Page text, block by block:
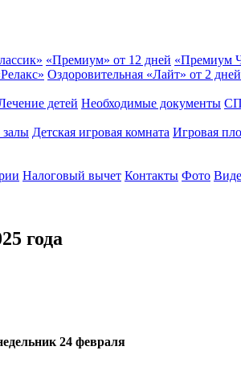
«Премиум» от 12 дней «Премиум
Оздоровительная «Лайт» от 2 дней
детей Необходимые документы
Детская игровая комната Игровая
Налоговый вычет Контакты Фото
года
24 февраля